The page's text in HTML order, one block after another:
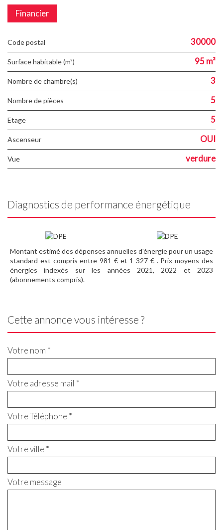
Financier
Code postal 30000
Surface habitable (m²) 95 m²
Nombre de chambre(s) 3
Nombre de pièces 5
Etage 5
Ascenseur OUI
Vue verdure
Diagnostics de performance énergétique
Montant estimé des dépenses annuelles d'énergie pour un usage
standard est compris entre 981 € et 1 327 € . Prix moyens des
énergies indexés sur les années 2021, 2022 et 2023
(abonnements compris).
Cette annonce vous intéresse ?
Votre nom *
Votre adresse mail *
Votre Téléphone *
Votre ville *
Votre message